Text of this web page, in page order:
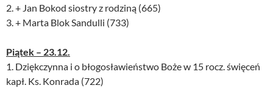
2. + Jan Bokod siostry z rodziną (665)
3. + Marta Blok Sandulli (733)
Piątek – 23.12.
1. Dziękczynna i o błogosławieństwo Boże w 15 rocz. święceń
kapł. Ks. Konrada (722)